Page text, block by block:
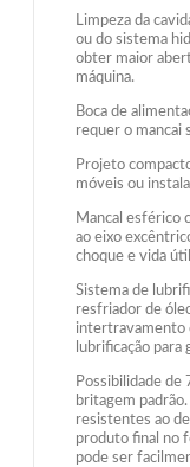
Limpeza da
ou do sistema
obter maior
máquina.
Boca de
requer o mancai
Projeto
móveis ou
Mancal esférico
ao eixo
choque e vida
Sistema de
resfriador de
intertravamento
lubrificação para
Possibilidade de
britagem
resistentes ao
produto final no
pode ser